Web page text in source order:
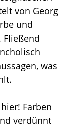
von Georg
und
Fließend
was
Farben
verdünnt